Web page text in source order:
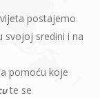
postajemo
svojoj sredini i na
pomoću koje
te se